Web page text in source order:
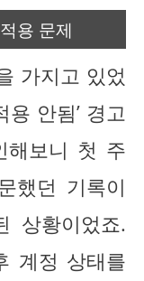
용 문제
가지고 있었
용 안됨’ 경고
해보니 첫 주
했던 기록이
상황이었죠.
계정 상태를